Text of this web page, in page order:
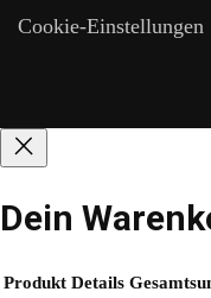
Cookie-Einstellungen
Dein
Produkt Details